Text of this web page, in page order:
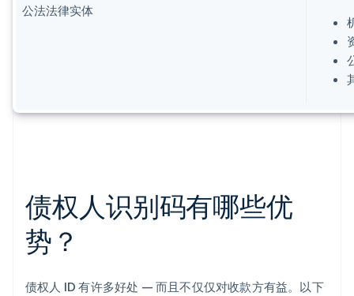
公法法律实体
债权人识别码有哪些优
势？
债权人 ID 有许多好处 — 而且不仅仅对收款方有益。以下